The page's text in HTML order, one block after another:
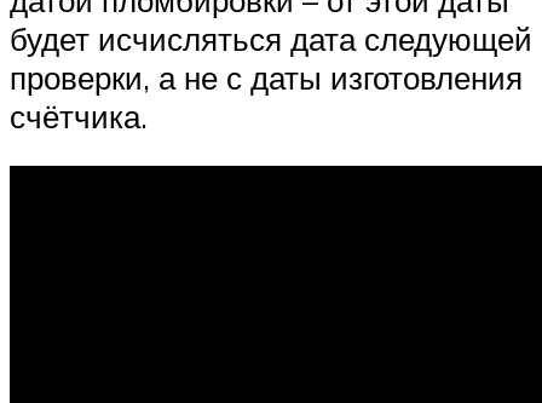
будет исчисляться дата следующей
проверки, а не с даты изготовления
счётчика.